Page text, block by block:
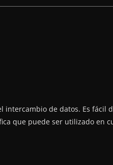
intercambio de datos. Es
que puede ser utilizado en